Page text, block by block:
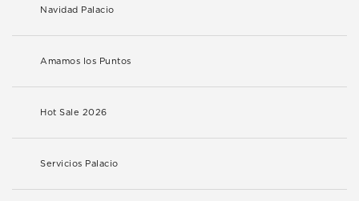
Navidad Palacio
Amamos los Puntos
Hot Sale 2026
Servicios Palacio